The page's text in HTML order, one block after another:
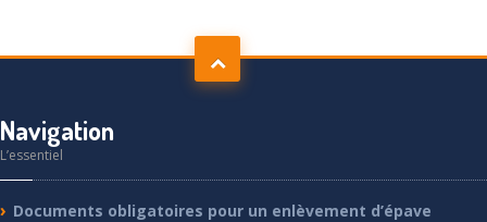
Navigation
L’essentiel
Documents obligatoires pour un enlèvement d’épave